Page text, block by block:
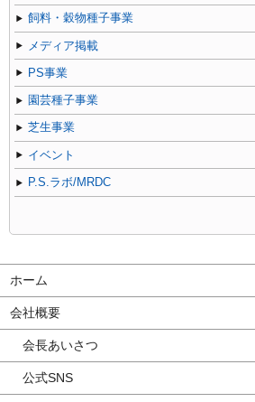
飼料・穀物種子事業
メディア掲載
PS事業
園芸種子事業
芝生事業
イベント
P.S.ラボ/MRDC
ホーム
会社概要
会長あいさつ
公式SNS